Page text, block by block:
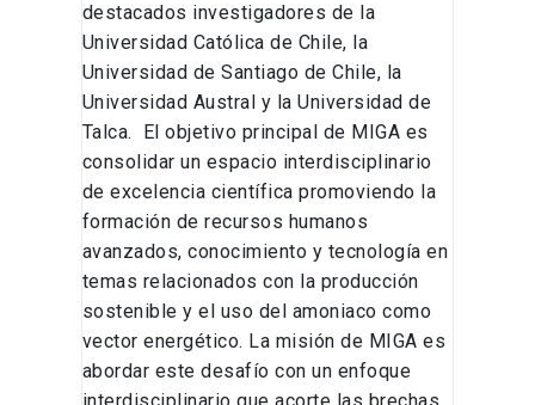
destacados investigadores de la
Universidad Católica de Chile, la
Universidad de Santiago de Chile, la
Universidad Austral y la Universidad de
Talca. El objetivo principal de MIGA es
consolidar un espacio interdisciplinario
de excelencia científica promoviendo la
formación de recursos humanos
avanzados, conocimiento y tecnología en
temas relacionados con la producción
sostenible y el uso del amoniaco como
vector energético. La misión de MIGA es
abordar este desafío con un enfoque